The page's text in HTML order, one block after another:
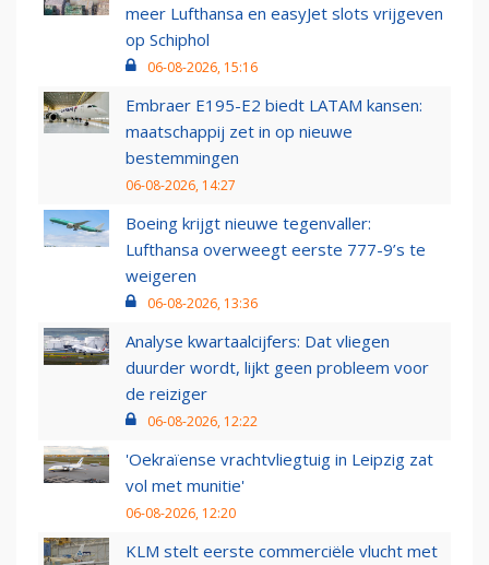
meer Lufthansa en easyJet slots vrijgeven
op Schiphol
06-08-2026, 15:16
Embraer E195-E2 biedt LATAM kansen:
maatschappij zet in op nieuwe
bestemmingen
06-08-2026, 14:27
Boeing krijgt nieuwe tegenvaller:
Lufthansa overweegt eerste 777-9’s te
weigeren
06-08-2026, 13:36
Analyse kwartaalcijfers: Dat vliegen
duurder wordt, lijkt geen probleem voor
de reiziger
06-08-2026, 12:22
'Oekraïense vrachtvliegtuig in Leipzig zat
vol met munitie'
06-08-2026, 12:20
KLM stelt eerste commerciële vlucht met